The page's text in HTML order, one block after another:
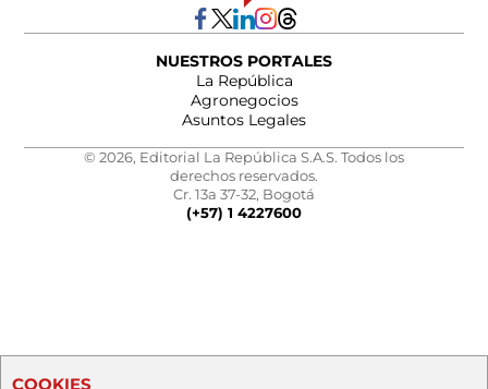
NUESTROS PORTALES
La República
Agronegocios
Asuntos Legales
© 2026, Editorial La República S.A.S. Todos los
derechos reservados.
Cr. 13a 37-32, Bogotá
(+57) 1 4227600
COOKIES